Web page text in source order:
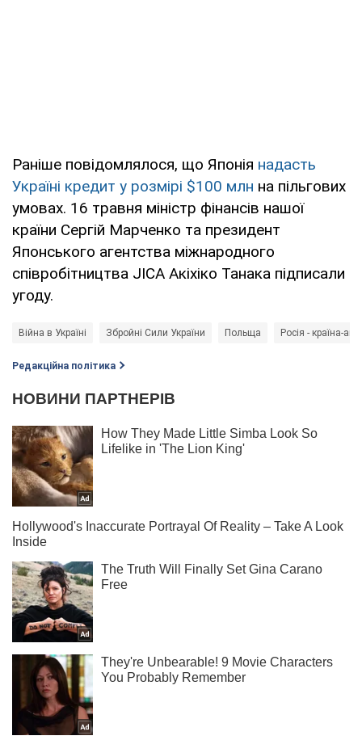
Раніше повідомлялося, що Японія надасть
Україні кредит у розмірі $100 млн на пільгових
умовах. 16 травня міністр фінансів нашої
країни Сергій Марченко та президент
Японського агентства міжнародного
співробітництва JICA Акіхіко Танака підписали
угоду.
Війна в Україні Збройні Сили України Польща Росія - країна-
Редакційна політика